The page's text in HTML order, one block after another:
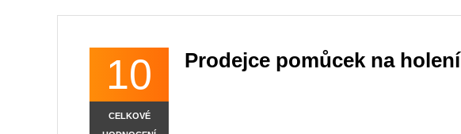
10
CELKOVÉ
Prodejce pomůcek na holení